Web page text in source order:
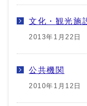
文化・観光施
2013年1月22日
公共機関
2010年1月12日